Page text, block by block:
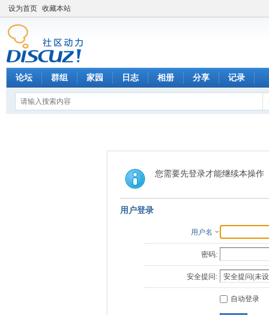
设为首页 收藏本站
论坛 群组 家园 日志 相册 分享 记录
您需要先登录才能继续本操作
用户登录
用户名
密码:
安全提问:
自动登录